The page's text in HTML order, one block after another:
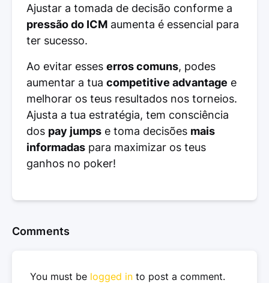
Ajustar a tomada de decisão conforme a
pressão do ICM aumenta é essencial para
ter sucesso.
Ao evitar esses erros comuns, podes
aumentar a tua competitive advantage e
melhorar os teus resultados nos torneios.
Ajusta a tua estratégia, tem consciência
dos pay jumps e toma decisões mais
informadas para maximizar os teus
ganhos no poker!
Comments
You must be logged in to post a comment.